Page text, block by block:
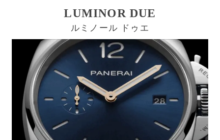
LUMINOR DUE
ルミノール ドゥエ